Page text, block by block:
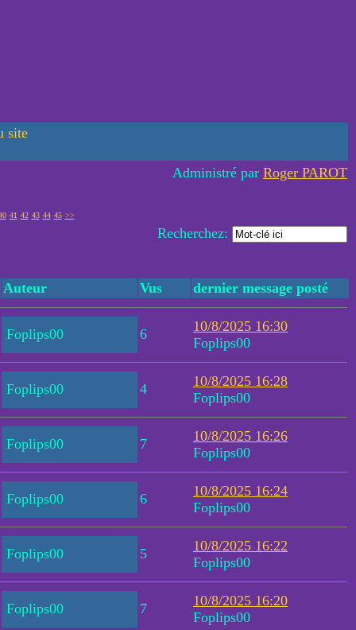
site
Administré par Roger PAROT
41 42 43 44 45 >>
Recherchez:
Auteur Vus dernier message posté
Foplips00 6
10/8/2025 16:30
Foplips00
Foplips00 4
10/8/2025 16:28
Foplips00
Foplips00 7
10/8/2025 16:26
Foplips00
Foplips00 6
10/8/2025 16:24
Foplips00
Foplips00 5
10/8/2025 16:22
Foplips00
Foplips00 7
10/8/2025 16:20
Foplips00